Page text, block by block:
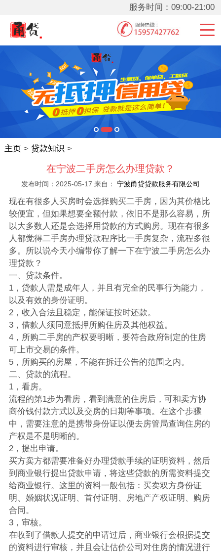
服务时间：09:00-21:00
主页> 贷款知识 >
在宁波二手房怎么办理贷款？
发布时间：2025-05-17 来自： 宁波甬贷贷款服务有限公司
现在有很多人买房时会选择购买二手房，因为其价格比
较便宜，但如果想要全额付款，依旧不是那么容易，所
以大多数人还是会选择用贷款的方式购房。现在有很多
人都觉得二手房办理贷款程序比一手房复杂，流程多很
多。所以说今天小编带你了解一下在宁波二手房怎么办
理贷款？
一、贷款条件。
1，贷款人需是成年人，并且有完全的民事行为能力，
以及有效的身份证明。
2，收入合法且稳定，能保证按时还款。
3，借款人须同意抵押所购住房及其他权益。
4，所购二手房的产权要明晰，要符合政府制定的住房
可上市交易的条件。
5，所购买的房屋，不能在拆迁公告的范围之内。
二、贷款的流程。
1，看房。
流程的第1步为看房，看到满意的住房后，可和卖方协
商价钱付款方式以及交房的日期等事项。在这个步骤
中，需要注意的是携带身份证以便去房管局查询住房的
产权是不是明晰的。
2，提出申请。
买方卖方都需要准备好办理贷款手续的证明资料，然后
到商业银行提出贷款申请，将这些贷款的所需资料提交
给商业银行。这里的资料一般包括：买卖双方身份证
明、婚姻状况证明、首付证明、房地产产权证明、购房
合同。
3，审核。
在收到了借款人提交的申请过后，商业银行会根据提交
的资料进行审核，并且会让估价公司对住房的情况进行